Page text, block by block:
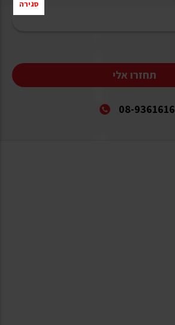
תחזרו אלי
08-9361616
סגירה